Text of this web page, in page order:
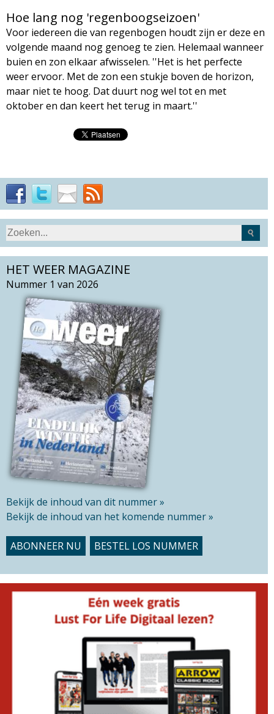
Hoe lang nog 'regenboogseizoen'
Voor iedereen die van regenbogen houdt zijn er deze en
volgende maand nog genoeg te zien. Helemaal wanneer
buien en zon elkaar afwisselen. ''Het is het perfecte
weer ervoor. Met de zon een stukje boven de horizon,
maar niet te hoog. Dat duurt nog wel tot en met
oktober en dan keert het terug in maart.''
Z
o
e
k
S
e
r
c
HET WEER MAGAZINE
Nummer 1 van 2026
Bekijk de inhoud van dit nummer »
Bekijk de inhoud van het komende nummer »
ABONNEER NU BESTEL LOS NUMMER